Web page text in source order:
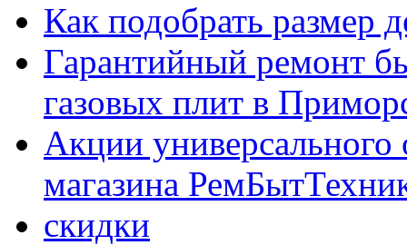
Как подобрать размер
Гарантийный ремонт
газовых плит в
Акции универсального
магазина
скидки